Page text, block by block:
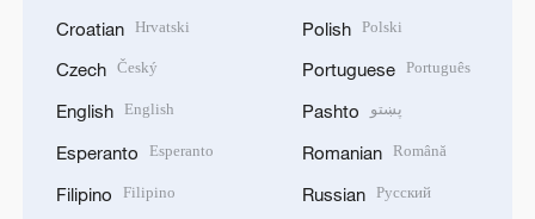
Croatian Hrvatski
Czech Český
English English
Esperanto Esperanto
Filipino Filipino
Polish Polski
Portuguese Português
Pashto پښتو
Romanian Română
Russian Русский